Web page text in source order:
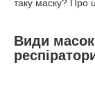
таку маску? Про
Види